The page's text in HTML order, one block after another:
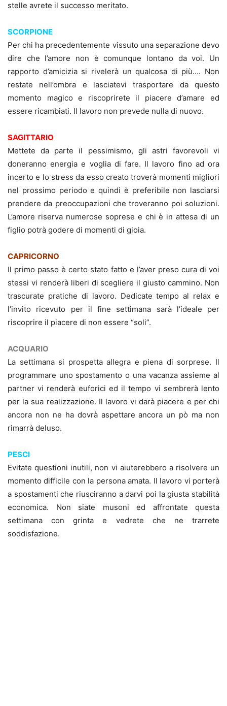
stelle avrete il successo meritato.
SCORPIONE
Per chi ha precedentemente vissuto una separazione devo
dire che l’amore non è comunque lontano da voi. Un
rapporto d’amicizia si rivelerà un qualcosa di più…. Non
restate nell’ombra e lasciatevi trasportare da questo
momento magico e riscoprirete il piacere d’amare ed
essere ricambiati. Il lavoro non prevede nulla di nuovo.
SAGITTARIO
Mettete da parte il pessimismo, gli astri favorevoli vi
doneranno energia e voglia di fare. Il lavoro fino ad ora
incerto e lo stress da esso creato troverà momenti migliori
nel prossimo periodo e quindi è preferibile non lasciarsi
prendere da preoccupazioni che troveranno poi soluzioni.
L’amore riserva numerose soprese e chi è in attesa di un
figlio potrà godere di momenti di gioia.
CAPRICORNO
Il primo passo è certo stato fatto e l’aver preso cura di voi
stessi vi renderà liberi di scegliere il giusto cammino. Non
trascurate pratiche di lavoro. Dedicate tempo al relax e
l’invito ricevuto per il fine settimana sarà l’ideale per
riscoprire il piacere di non essere “soli”.
ACQUARIO
La settimana si prospetta allegra e piena di sorprese. Il
programmare uno spostamento o una vacanza assieme al
partner vi renderà euforici ed il tempo vi sembrerà lento
per la sua realizzazione. Il lavoro vi darà piacere e per chi
ancora non ne ha dovrà aspettare ancora un pò ma non
rimarrà deluso.
PESCI
Evitate questioni inutili, non vi aiuterebbero a risolvere un
momento difficile con la persona amata. Il lavoro vi porterà
a spostamenti che riusciranno a darvi poi la giusta stabilità
economica. Non siate musoni ed affrontate questa
settimana con grinta e vedrete che ne trarrete
soddisfazione.